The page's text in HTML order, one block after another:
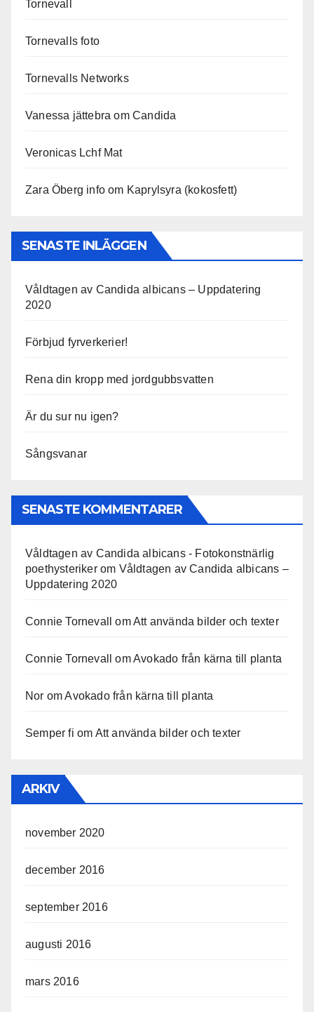
Tornevall
Tornevalls foto
Tornevalls Networks
Vanessa jättebra om Candida
Veronicas Lchf Mat
Zara Öberg info om Kaprylsyra (kokosfett)
SENASTE INLÄGGEN
Våldtagen av Candida albicans – Uppdatering
2020
Förbjud fyrverkerier!
Rena din kropp med jordgubbsvatten
Är du sur nu igen?
Sångsvanar
SENASTE KOMMENTARER
Våldtagen av Candida albicans - Fotokonstnärlig
poethysterikerom Våldtagen av Candida albicans –
Uppdatering 2020
Connie Tornevall omAtt använda bilder och texter
Connie Tornevall omAvokado från kärna till planta
Nor omAvokado från kärna till planta
Semper fi om Att använda bilder och texter
ARKIV
november 2020
december 2016
september 2016
augusti 2016
mars 2016